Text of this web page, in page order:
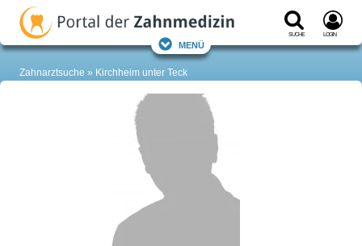
Suche Login
Menü
Zahnarztsuche Kirchheim unter Teck